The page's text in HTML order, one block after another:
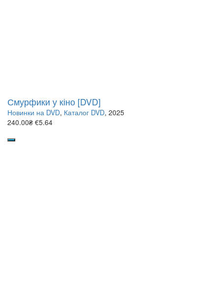
Смурфики у кіно [DVD]
Новинки на DVD, Каталог DVD, 2025
240.00₴ €5.64